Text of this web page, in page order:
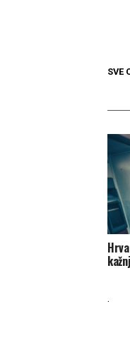
SVE
.